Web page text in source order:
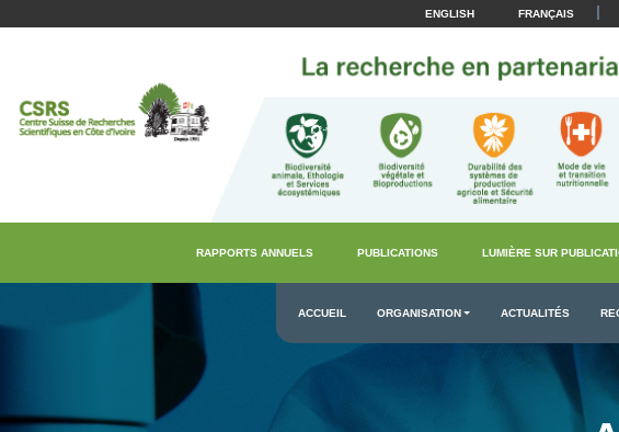
ENGLISH FRANÇAIS |
RAPPORTS ANNUELS PUBLICATIONS LUMIÈRE SUR
ACCUEIL ORGANISATION ACTUALITÉS